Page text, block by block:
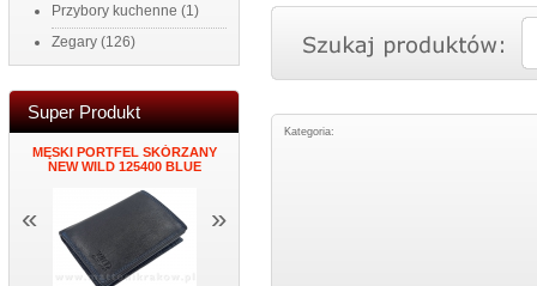
Przybory kuchenne (1)
Zegary (126)
Super Produkt
MĘSKI PORTFEL SKÓRZANY
NEW WILD 125400 BLUE
« »
Kategoria: